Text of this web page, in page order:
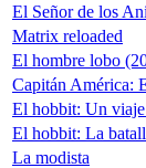
El Señor de los
Matrix reloaded
El hombre lobo
Capitán América:
El hobbit: Un viaje
El hobbit: La
La modista